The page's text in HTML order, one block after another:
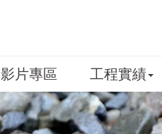
影片專區 工程實績